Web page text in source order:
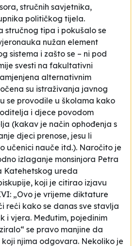
stručnih savjetnika,
političkog tijela.
stručnog tipa i pokušalo se
nužan element
sistema i zašto se – ni pod
svesti na fakultativni
alternativnim
su istraživanja javnog
se provodile u školama kako
i djece povodom
(kakav je način ophođenja s
djeci prenose, jesu li
učenici nauče itd.). Naročito je
izlaganje monsinjora Petra
Katehetskog ureda
koji je citirao izjavu
„Ovo je vrijeme diktature
reći kako se danas sve stavlja
i vjera. Međutim, pojedinim
se pravo manjine da
njima odgovara. Nekoliko je